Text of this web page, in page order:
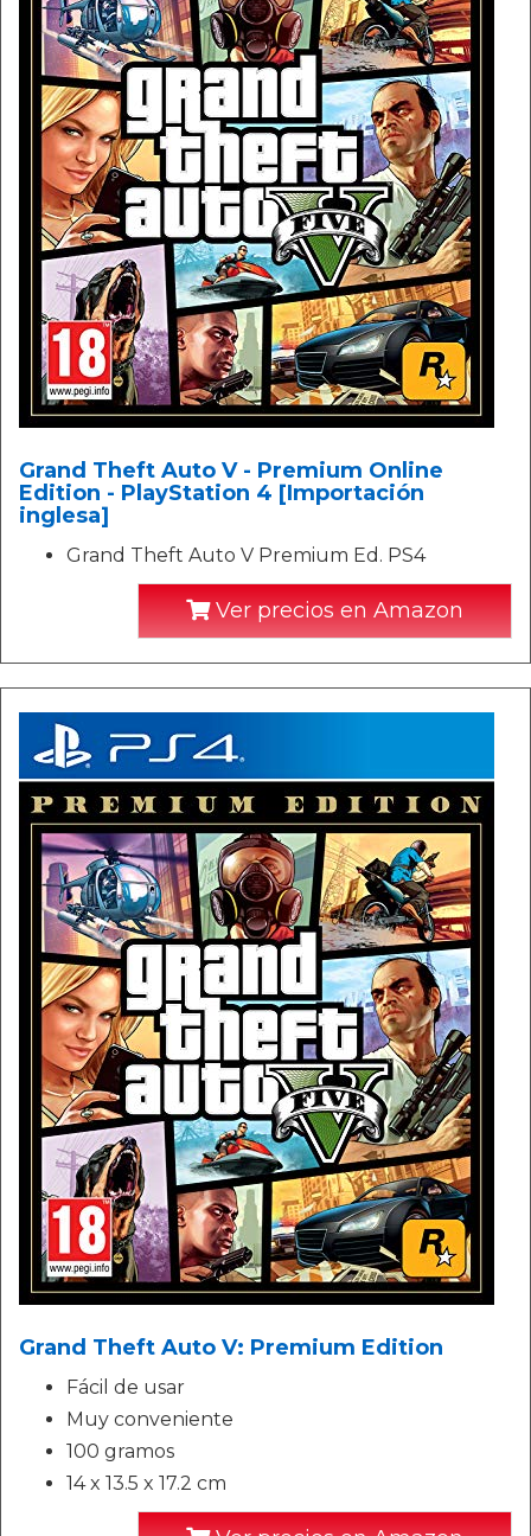
Grand Theft Auto V - Premium Online
Edition - PlayStation 4 [Importación
inglesa]
Grand Theft Auto V Premium Ed. PS4
Ver precios en Amazon
Grand Theft Auto V: Premium Edition
Fácil de usar
Muy conveniente
100 gramos
14 x 13.5 x 17.2 cm